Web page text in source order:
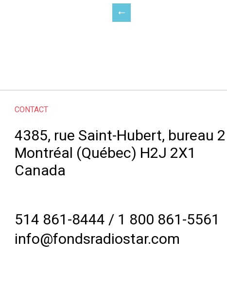
CONTACT
4385, rue Saint-Hubert, bureau 2
Montréal (Québec) H2J 2X1
Canada
514 861-8444 / 1 800 861-5561
info@fondsradiostar.com